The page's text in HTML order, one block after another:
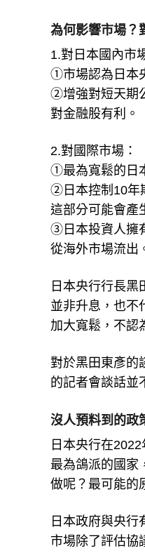
為何影響市場？
1.對日本國內市
①市場認為日本
②增強對短天期
對金融股有利。
2.對國際市場：
①最為寬鬆的日
②日本控制10年
這部分可能會產
③日本投資人擁
從海外市場流出
日本央行行長
並非升息，也不
加大寬鬆，不認
對於黑田東彥的
的記者會談話並
沒人預料到的政
日本央行在
最為鴿派的國家
做呢？最可能的
日本政府與央行
市場除了評估協